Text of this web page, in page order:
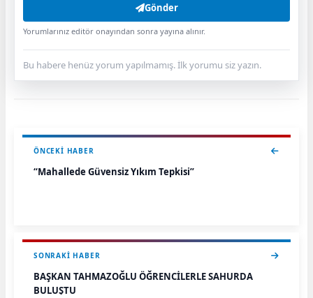
Gönder
Yorumlarınız editör onayından sonra yayına alınır.
Bu habere henüz yorum yapılmamış. İlk yorumu siz yazın.
ÖNCEKI HABER
“Mahallede Güvensiz Yıkım Tepkisi”
SONRAKI HABER
BAŞKAN TAHMAZOĞLU ÖĞRENCİLERLE SAHURDA
BULUŞTU